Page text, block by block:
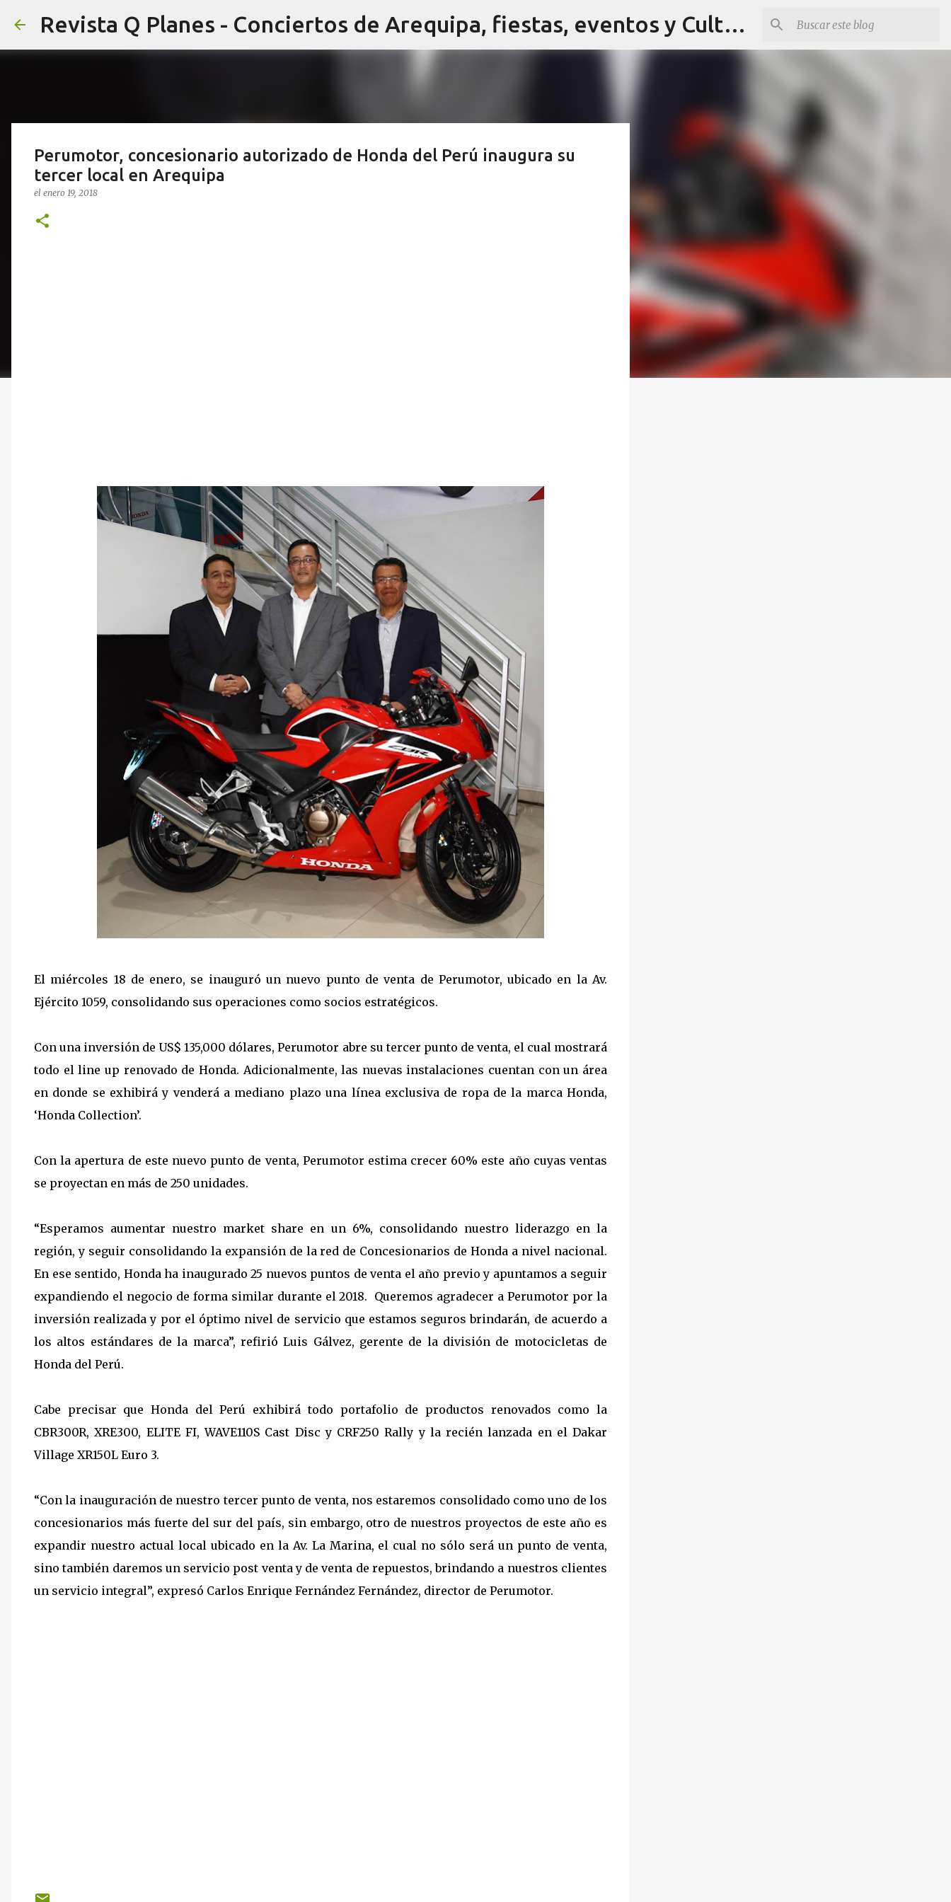
Ir al contenido principal Revista Q Planes - Conciertos de Arequipa, fiestas, eventos y Cultura
Perumotor, concesionario autorizado de Honda del Perú inaugura su
tercer local en Arequipa
el enero 19, 2018
El miércoles 18 de enero, se inauguró un nuevo punto de venta de Perumotor, ubicado en la Av.
Ejército 1059, consolidando sus operaciones como socios estratégicos.
Con una inversión de US$ 135,000 dólares, Perumotor abre su tercer punto de venta, el cual mostrará
todo el line up renovado de Honda. Adicionalmente, las nuevas instalaciones cuentan con un área
en donde se exhibirá y venderá a mediano plazo una línea exclusiva de ropa de la marca Honda,
‘Honda Collection’.
Con la apertura de este nuevo punto de venta, Perumotor estima crecer 60% este año cuyas ventas
se proyectan en más de 250 unidades.
“Esperamos aumentar nuestro market share en un 6%, consolidando nuestro liderazgo en la
región, y seguir consolidando la expansión de la red de Concesionarios de Honda a nivel nacional.
En ese sentido, Honda ha inaugurado 25 nuevos puntos de venta el año previo y apuntamos a seguir
expandiendo el negocio de forma similar durante el 2018. Queremos agradecer a Perumotor por la
inversión realizada y por el óptimo nivel de servicio que estamos seguros brindarán, de acuerdo a
los altos estándares de la marca”, refirió Luis Gálvez, gerente de la división de motocicletas de
Honda del Perú.
Cabe precisar que Honda del Perú exhibirá todo portafolio de productos renovados como la
CBR300R, XRE300, ELITE FI, WAVE110S Cast Disc y CRF250 Rally y la recién lanzada en el Dakar
Village XR150L Euro 3.
“Con la inauguración de nuestro tercer punto de venta, nos estaremos consolidado como uno de los
concesionarios más fuerte del sur del país, sin embargo, otro de nuestros proyectos de este año es
expandir nuestro actual local ubicado en la Av. La Marina, el cual no sólo será un punto de venta,
sino también daremos un servicio post venta y de venta de repuestos, brindando a nuestros clientes
un servicio integral”, expresó Carlos Enrique Fernández Fernández, director de Perumotor.